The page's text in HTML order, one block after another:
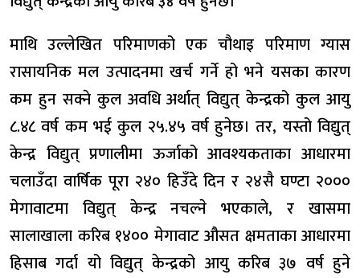
माथि उल्लेखित परिमाणको एक चौथाइ परिमाण ग्यास
रासायनिक मल उत्पादनमा खर्च गर्ने हो भने यसका कारण
कम हुन सक्ने कुल अवधि अर्थात् विद्युत् केन्द्रको कुल आयु
८.४८ वर्ष कम भई कुल २५.४५ वर्ष हुनेछ। तर, यस्तो विद्युत्
केन्द्र विद्युत् प्रणालीमा ऊर्जाको आवश्यकताका आधारमा
चलाउँदा वार्षिक पूरा २४० हिउँदे दिन र २४सै घण्टा २०००
मेगावाटमा विद्युत् केन्द्र नचल्ने भएकाले, र खासमा
सालाखाला करिब १४०० मेगावाट औसत क्षमताका आधारमा
हिसाब गर्दा यो विद्युत् केन्द्रको आयु करिब ३७ वर्ष हुने